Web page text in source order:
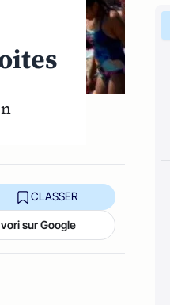
CLASSER
sur Google